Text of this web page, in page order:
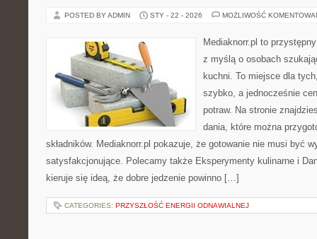
POSTED BY ADMIN STY - 22 - 2026 MOŻLIWOŚĆ
Mediaknorr.pl to
z myślą o osobach
kuchni. To miejsce dla
szybko, a jednocześnie
potraw. Na stronie
dania, które można
składników. Mediaknorr.pl pokazuje, że gotowanie nie musi być
satysfakcjonujące. Polecamy także Eksperymenty kulinarne i
kieruje się ideą, że dobre jedzenie powinno […]
CATEGORIES: PRZYSZŁOŚĆ ENERGII ODNAWIALNEJ